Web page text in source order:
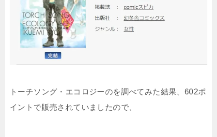
トーチソング・エコロジーのを調べてみた結果 、602ポ
イントで販売されていましたので、